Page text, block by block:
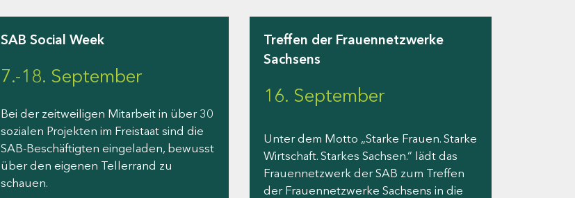
SAB Social Week
7.-18. September
Bei der zeitweiligen Mitarbeit in über 30
sozialen Projekten im Freistaat sind die
SAB-Beschäftigten eingeladen, bewusst
über den eigenen Tellerrand zu
schauen.
Treffen der Frauennetzwerke
Sachsens
16. September
Unter dem Motto „Starke Frauen. Starke
Wirtschaft. Starkes Sachsen.“ lädt das
Frauennetzwerk der SAB zum Treffen
der Frauennetzwerke Sachsens in die